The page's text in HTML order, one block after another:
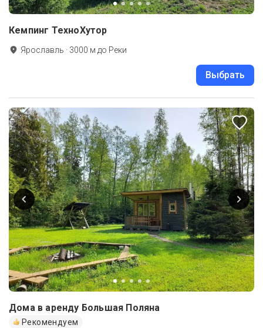
Кемпинг ТехноХутор
Ярославль · 3000 м до Реки
Выбрать
Дома в аренду Большая Поляна
Рекомендуем